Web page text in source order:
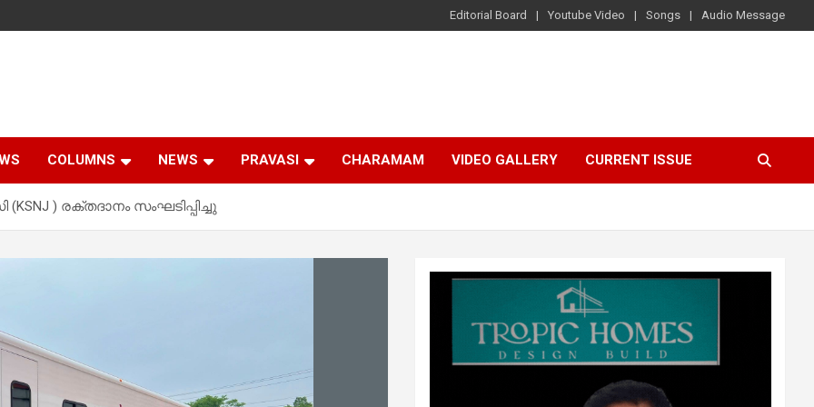
Editorial Board Youtube Video Songs Audio Message
COLUMNS NEWS PRAVASI CHARAMAM VIDEO GALLERY CURRENT ISSUE
) രക്തദാനം സംഘടിപ്പിച്ചു